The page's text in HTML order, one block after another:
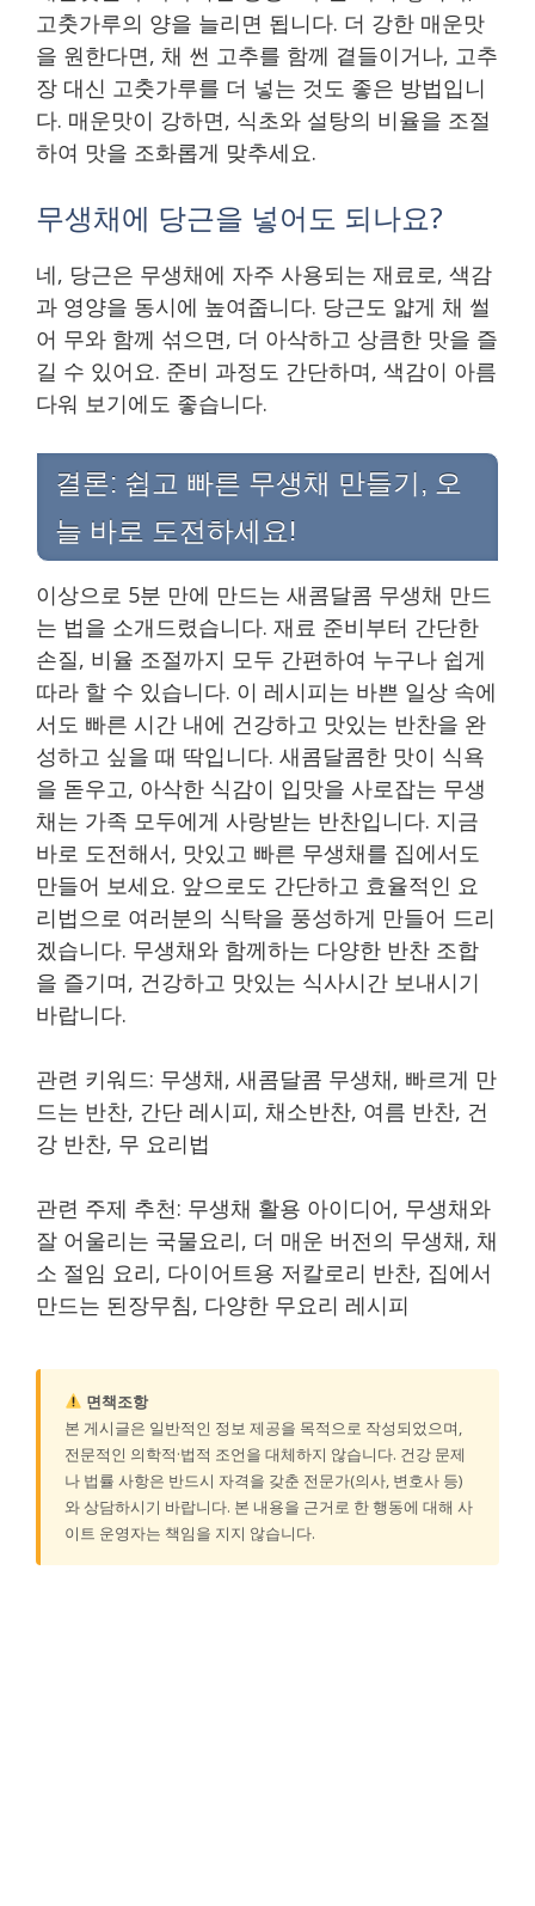
고춧가루의 양을 늘리면 됩니다. 더 강한 매운맛
을 원한다면, 채 썬 고추를 함께 곁들이거나, 고추
장 대신 고춧가루를 더 넣는 것도 좋은 방법입니
다. 매운맛이 강하면, 식초와 설탕의 비율을 조절
하여 맛을 조화롭게 맞추세요.
무생채에 당근을 넣어도 되나요?
네, 당근은 무생채에 자주 사용되는 재료로, 색감
과 영양을 동시에 높여줍니다. 당근도 얇게 채 썰
어 무와 함께 섞으면, 더 아삭하고 상큼한 맛을 즐
길 수 있어요. 준비 과정도 간단하며, 색감이 아름
다워 보기에도 좋습니다.
결론: 쉽고 빠른 무생채 만들기, 오
늘 바로 도전하세요!
이상으로 5분 만에 만드는 새콤달콤 무생채 만드
는 법을 소개드렸습니다. 재료 준비부터 간단한
손질, 비율 조절까지 모두 간편하여 누구나 쉽게
따라 할 수 있습니다. 이 레시피는 바쁜 일상 속에
서도 빠른 시간 내에 건강하고 맛있는 반찬을 완
성하고 싶을 때 딱입니다. 새콤달콤한 맛이 식욕
을 돋우고, 아삭한 식감이 입맛을 사로잡는 무생
채는 가족 모두에게 사랑받는 반찬입니다. 지금
바로 도전해서, 맛있고 빠른 무생채를 집에서도
만들어 보세요. 앞으로도 간단하고 효율적인 요
리법으로 여러분의 식탁을 풍성하게 만들어 드리
겠습니다. 무생채와 함께하는 다양한 반찬 조합
을 즐기며, 건강하고 맛있는 식사시간 보내시기
바랍니다.
관련 키워드: 무생채, 새콤달콤 무생채, 빠르게 만
드는 반찬, 간단 레시피, 채소반찬, 여름 반찬, 건
강 반찬, 무 요리법
관련 주제 추천: 무생채 활용 아이디어, 무생채와
잘 어울리는 국물요리, 더 매운 버전의 무생채, 채
소 절임 요리, 다이어트용 저칼로리 반찬, 집에서
만드는 된장무침, 다양한 무요리 레시피
면책조항
본 게시글은 일반적인 정보 제공을 목적으로 작성되었으며,
전문적인 의학적·법적 조언을 대체하지 않습니다. 건강 문제
나 법률 사항은 반드시 자격을 갖춘 전문가(의사, 변호사 등)
와 상담하시기 바랍니다. 본 내용을 근거로 한 행동에 대해 사
이트 운영자는 책임을 지지 않습니다.